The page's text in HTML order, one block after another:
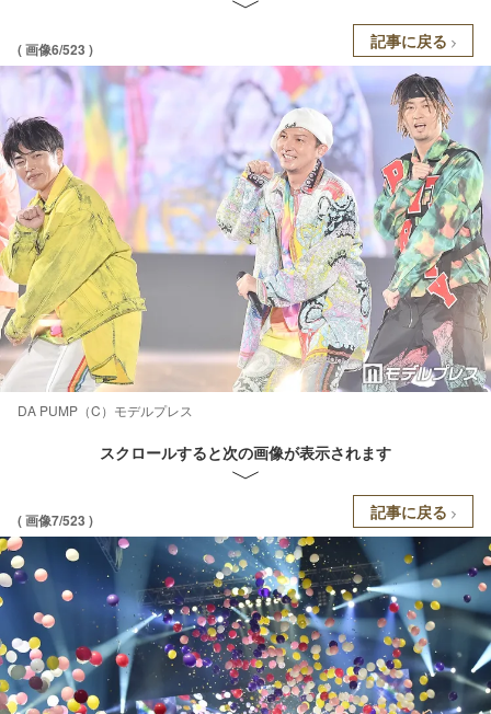
( 画像6/523 ) 記事に戻る
DA PUMP（C）モデルプレス
スクロールすると次の画像が表示されます
( 画像7/523 ) 記事に戻る